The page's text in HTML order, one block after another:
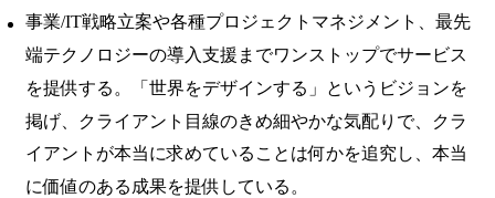
事業/IT戦略立案や各種プロジェクトマネジメント、最先
端テクノロジーの導入支援までワンストップでサービス
を提供する。「世界をデザインする」というビジョンを
掲げ、クライアント目線のきめ細やかな気配りで、クラ
イアントが本当に求めていることは何かを追究し、本当
に価値のある成果を提供している。